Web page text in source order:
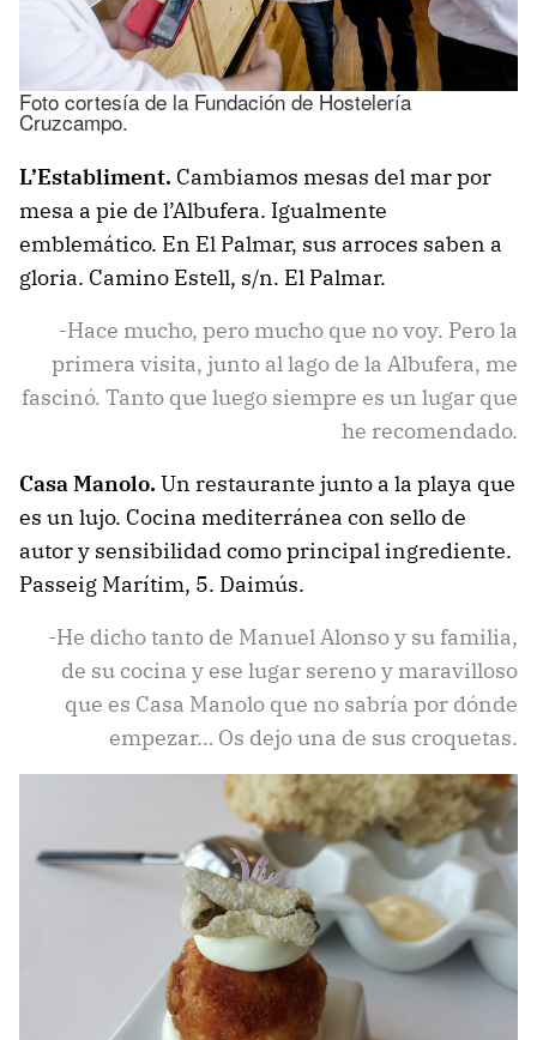
Foto cortesía de la Fundación de Hostelería
Cruzcampo.
L’Establiment. Cambiamos mesas del mar por
mesa a pie de l’Albufera. Igualmente
emblemático. En El Palmar, sus arroces saben a
gloria. Camino Estell, s/n. El Palmar.
-Hace mucho, pero mucho que no voy. Pero la
primera visita, junto al lago de la Albufera, me
fascinó. Tanto que luego siempre es un lugar que
he recomendado.
Casa Manolo. Un restaurante junto a la playa que
es un lujo. Cocina mediterránea con sello de
autor y sensibilidad como principal ingrediente.
Passeig Marítim, 5. Daimús.
-He dicho tanto de Manuel Alonso y su familia,
de su cocina y ese lugar sereno y maravilloso
que es Casa Manolo que no sabría por dónde
empezar… Os dejo una de sus croquetas.